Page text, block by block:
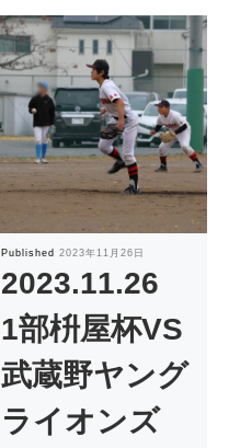
Published 2023年11月26日
2023.11.26
1部枡屋杯VS
武蔵野ヤング
ライオンズ